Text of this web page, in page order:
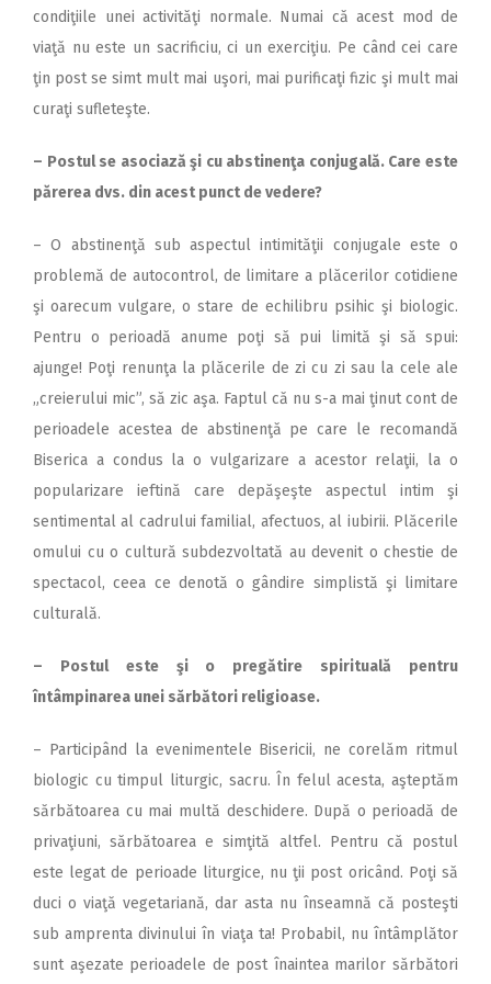
condiţiile unei activităţi normale. Numai că acest mod de
viaţă nu este un sacrificiu, ci un exerciţiu. Pe când cei care
ţin post se simt mult mai uşori, mai purificaţi fizic şi mult mai
curaţi sufleteşte.
– Postul se asociază şi cu abstinenţa conjugală. Care este
părerea dvs. din acest punct de vedere?
– O abstinenţă sub aspectul intimităţii conjugale este o
problemă de autocontrol, de limitare a plăcerilor cotidiene
şi oarecum vulgare, o stare de echilibru psihic şi biologic.
Pentru o perioadă anume poţi să pui limită şi să spui:
ajunge! Poţi renunţa la plăcerile de zi cu zi sau la cele ale
„creierului mic”, să zic aşa. Faptul că nu s-a mai ţinut cont de
perioadele acestea de abstinenţă pe care le recomandă
Biserica a condus la o vulgarizare a acestor relaţii, la o
popularizare ieftină care depăşeşte aspectul intim şi
sentimental al cadrului familial, afectuos, al iubirii. Plăcerile
omului cu o cultură subdezvoltată au devenit o chestie de
spectacol, ceea ce denotă o gândire simplistă şi limitare
culturală.
– Postul este şi o pregătire spirituală pentru
întâmpinarea unei sărbători religioase.
– Participând la evenimentele Bisericii, ne corelăm ritmul
biologic cu timpul liturgic, sacru. În felul acesta, aşteptăm
sărbătoarea cu mai multă deschidere. După o perioadă de
privaţiuni, sărbătoarea e simţită altfel. Pentru că postul
este legat de perioade liturgice, nu ţii post oricând. Poţi să
duci o viaţă vegetariană, dar asta nu înseamnă că posteşti
sub amprenta divinului în viaţa ta! Probabil, nu întâmplător
sunt aşezate perioadele de post înaintea marilor sărbători